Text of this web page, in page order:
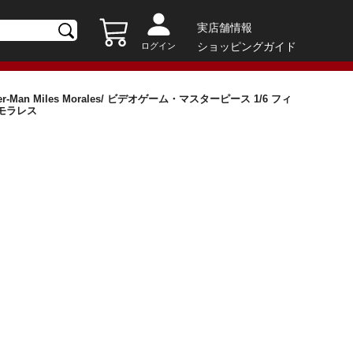
ログイン
実店舗情報
ショッピングガイド
Man Miles Morales/ ビデオゲーム・マスターピース 1/6 フィ
モラレス